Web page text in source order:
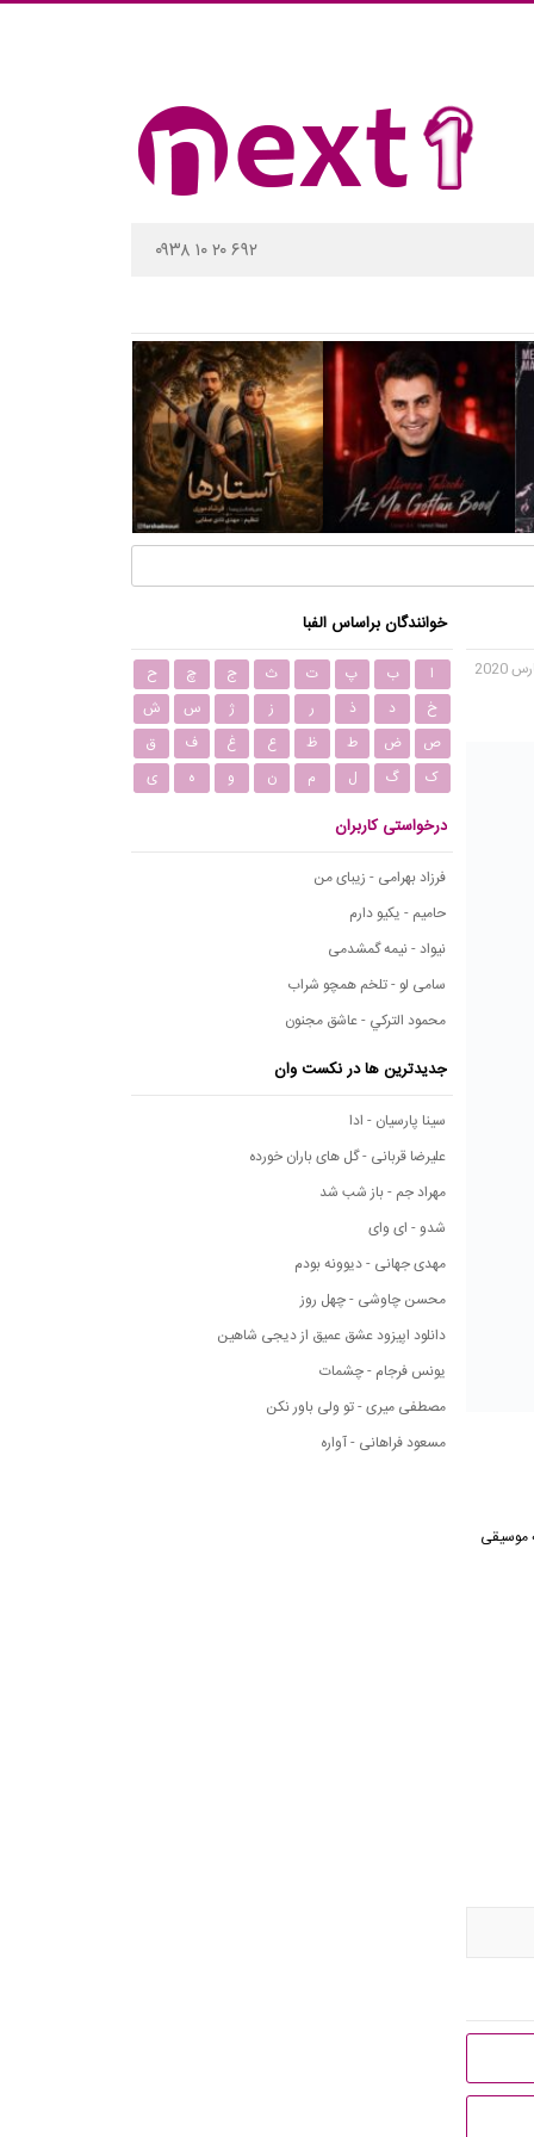
۰۹۳۸ ۱۰ ۲۰ ۶۹۲
از رسانه موسیقی
خوانندگان براساس الفبا
ا ب پ ت ث ج چ
ح
خ
د ذ ر ز ژ س
ش
ص
ض ط ظ ع غ ف
ق
ک
گ ل م ن و ه ی
درخواستی کاربران
فرزاد بهرامی - زیبای من
حامیم - یکیو دارم
نیواد - نیمه گمشدمی
سامی لو - تلخم همچو شراب
محمود التركي - عاشق مجنون
جدیدترین ها در نکست وان
سینا پارسیان - ادا
علیرضا قربانی - گل های باران خورده
مهراد جم - باز شب شد
شدو - ای وای
مهدی جهانی - دیوونه بودم
محسن چاوشی - چهل روز
دانلود اپیزود عشق عمیق از دیجی شاهین
یونس فرجام - چشمات
مصطفی میری - تو ولی باور نکن
مسعود فراهانی - آواره